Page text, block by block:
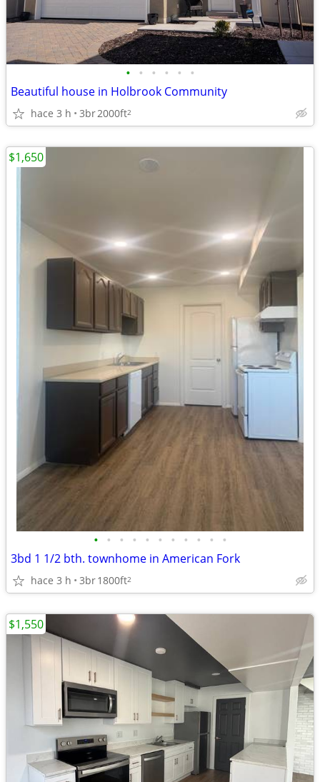
• • • • • •
Beautiful house in Holbrook Community
hace 3 h 3br2000ft2
• • • • • • • • • • •
3bd 1 1/2 bth. townhome in American Fork
hace 3 h 3br1800ft2
$1,650
$1,550